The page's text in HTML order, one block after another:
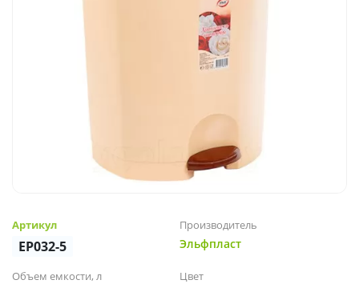
Артикул
EP032-5
Производитель
Эльфпласт
Объем емкости, л Цвет